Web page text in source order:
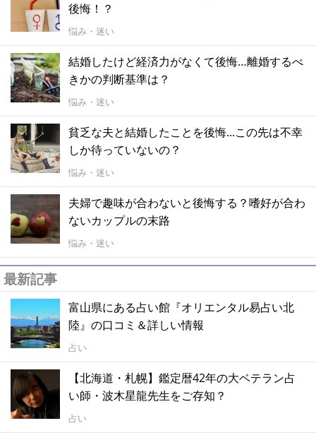
後悔！？
悩み・迷い
結婚したけど経済力がなくて後悔…離婚するべ
きかの判断基準は？
悩み・迷い
貧乏な夫と結婚したことを後悔...この先は不幸
しか待っていないの？
悩み・迷い
夫婦で趣味が合わないと後悔する？嗜好が合わ
ないカップルの末路
悩み・迷い
最新記事
富山県にある占い館『オリエンタル易占い北
陸』の口コミ＆詳しい情報
占い
【北海道・札幌】鑑定暦42年の大ベテラン占
い師・波木星龍先生をご存知？
占い